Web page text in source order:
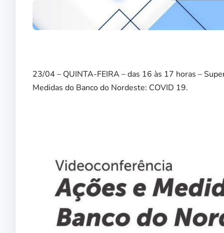
23/04 – QUINTA-FEIRA – das 16 às 17 horas –
Medidas do Banco do Nordeste: COVID 19.